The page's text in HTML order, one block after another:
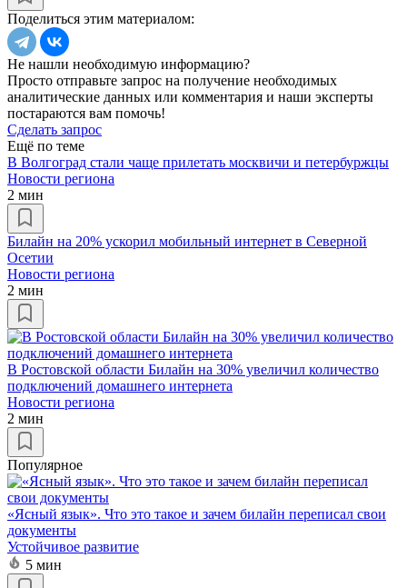
Поделиться этим материалом:
Не нашли необходимую информацию?
Просто отправьте запрос на получение необходимых
аналитические данных или комментария и наши эксперты
постараются вам помочь!
Сделать запрос
Ещё по теме
В Волгоград стали чаще прилетать москвичи и петербуржцы
Новости региона
2 мин
Билайн на 20% ускорил мобильный интернет в Северной
Осетии
Новости региона
2 мин
В Ростовской области Билайн на 30% увеличил количество
подключений домашнего интернета
Новости региона
2 мин
Популярное
«Ясный язык». Что это такое и зачем билайн переписал свои
документы
Устойчивое развитие
5 мин